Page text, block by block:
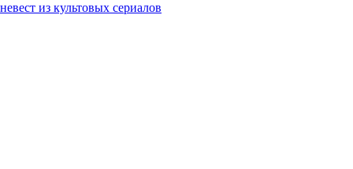
невест из культовых сериалов